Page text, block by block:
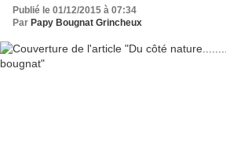
Publié le 01/12/2015 à 07:34
Par Papy Bougnat Grincheux